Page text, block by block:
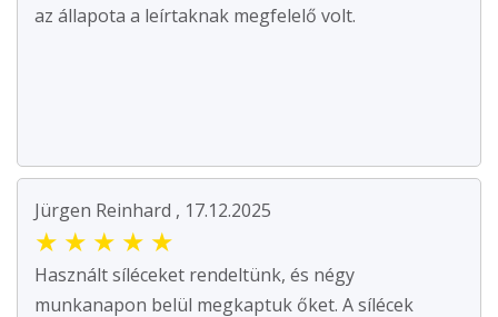
az állapota a leírtaknak megfelelő volt.
Jürgen Reinhard , 17.12.2025
★ ★ ★ ★ ★
Használt síléceket rendeltünk, és négy
munkanapon belül megkaptuk őket. A sílécek